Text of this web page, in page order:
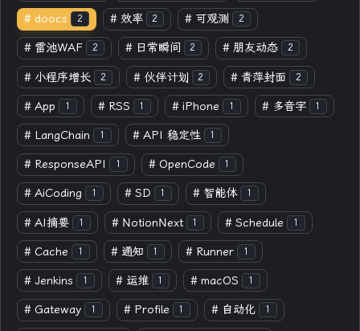
# doocs 2 # 效率 2 # 可观测 2
# 雷池WAF 2 # 日常瞬间 2 # 朋友动态 2
# 小程序增长 2 # 伙伴计划 2 # 青萍封面 2
# App 1 # RSS 1 # iPhone 1 # 多音字 1
# LangChain 1 # API 稳定性 1
# ResponseAPI 1 # OpenCode 1
# AiCoding 1 # SD 1 # 智能体 1
# AI摘要 1 # NotionNext 1 # Schedule 1
# Cache 1 # 通知 1 # Runner 1
# Jenkins 1 # 运维 1 # macOS 1
# Gateway 1 # Profile 1 # 自动化 1